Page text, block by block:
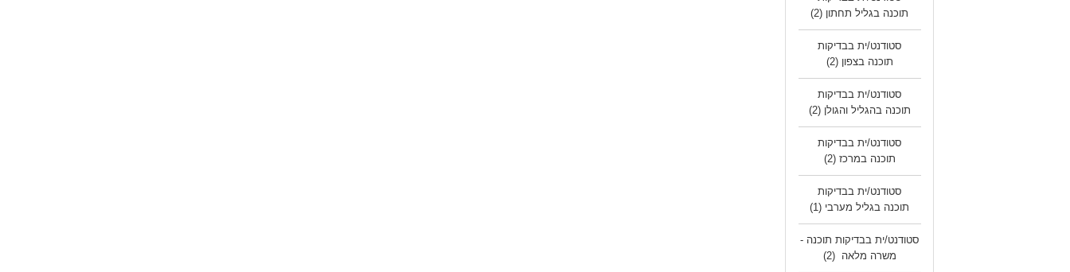
תוכנה בגליל תחתון (2)
סטודנט/ית בבדיקות
תוכנה בצפון (2)
סטודנט/ית בבדיקות
תוכנה בהגליל והגולן (2)
סטודנט/ית בבדיקות
תוכנה במרכז (2)
סטודנט/ית בבדיקות
תוכנה בגליל מערבי (1)
סטודנט/ית בבדיקות תוכנה -
משרה מלאה (2)